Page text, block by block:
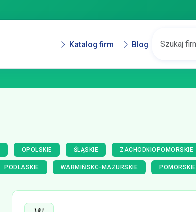
Katalog firm Blog
OPOLSKIE ŚLĄSKIE ZACHODNIOPOMORSKIE
PODLASKIE WARMIŃSKO-MAZURSKIE POMORSKIE